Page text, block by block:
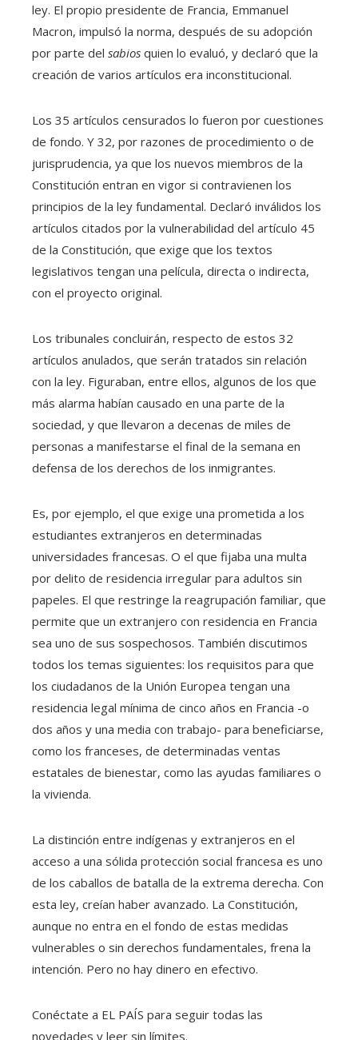
ley. El propio presidente de Francia, Emmanuel
Macron, impulsó la norma, después de su adopción
por parte del sabios quien lo evaluó, y declaró que la
creación de varios artículos era inconstitucional.
Los 35 artículos censurados lo fueron por cuestiones
de fondo. Y 32, por razones de procedimiento o de
jurisprudencia, ya que los nuevos miembros de la
Constitución entran en vigor si contravienen los
principios de la ley fundamental. Declaró inválidos los
artículos citados por la vulnerabilidad del artículo 45
de la Constitución, que exige que los textos
legislativos tengan una película, directa o indirecta,
con el proyecto original.
Los tribunales concluirán, respecto de estos 32
artículos anulados, que serán tratados sin relación
con la ley. Figuraban, entre ellos, algunos de los que
más alarma habían causado en una parte de la
sociedad, y que llevaron a decenas de miles de
personas a manifestarse el final de la semana en
defensa de los derechos de los inmigrantes.
Es, por ejemplo, el que exige una prometida a los
estudiantes extranjeros en determinadas
universidades francesas. O el que fijaba una multa
por delito de residencia irregular para adultos sin
papeles. El que restringe la reagrupación familiar, que
permite que un extranjero con residencia en Francia
sea uno de sus sospechosos. También discutimos
todos los temas siguientes: los requisitos para que
los ciudadanos de la Unión Europea tengan una
residencia legal mínima de cinco años en Francia -o
dos años y una media con trabajo- para beneficiarse,
como los franceses, de determinadas ventas
estatales de bienestar, como las ayudas familiares o
la vivienda.
La distinción entre indígenas y extranjeros en el
acceso a una sólida protección social francesa es uno
de los caballos de batalla de la extrema derecha. Con
esta ley, creían haber avanzado. La Constitución,
aunque no entra en el fondo de estas medidas
vulnerables o sin derechos fundamentales, frena la
intención. Pero no hay dinero en efectivo.
Conéctate a EL PAÍS para seguir todas las
novedades y leer sin límites.